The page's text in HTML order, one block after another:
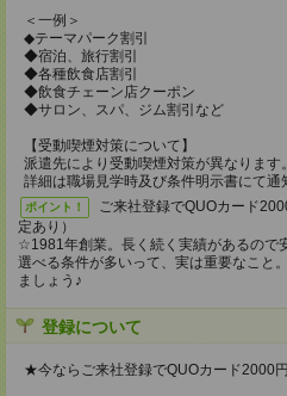
＜一例＞
◆テーマパーク割引
◆宿泊、旅行割引
◆各種飲食店割引
◆飲食チェーン店クーポン
◆サロン、スパ、ジム割引など
【受動喫煙対策について】
派遣先により受動喫煙対策が異なります。
詳細は職場見学時及び条件明示書にて通
ポイント！
ご来社登録でQUOカード
定あり）
☆1981年創業。長く続く実績があるので
選べる条件が多いって、実は重要なこと
ましょう♪
登録について
★今ならご来社登録でQUOカード2000